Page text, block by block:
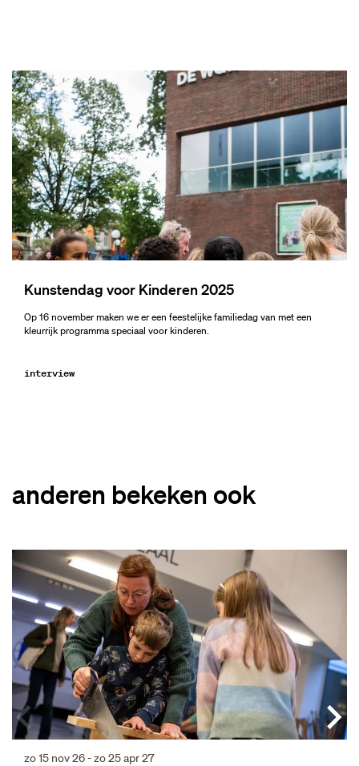
Kunstendag voor Kinderen 2025
Op 16 november maken we er een feestelijke familiedag van met een
kleurrijk programma speciaal voor kinderen.
interview
anderen bekeken ook
zo 15 nov 26-zo 25 apr 27